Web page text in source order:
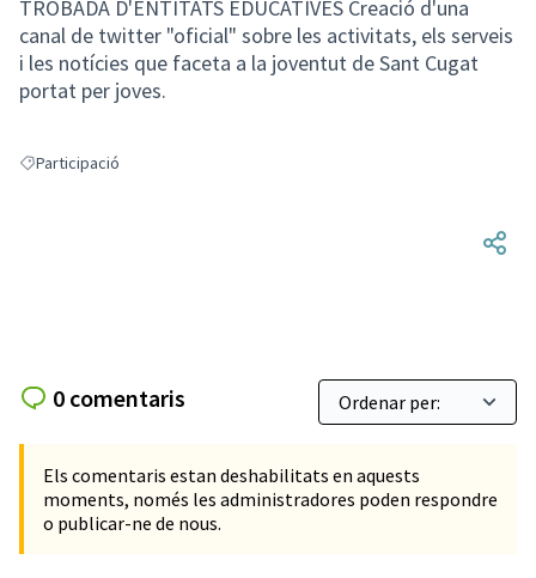
TROBADA D'ENTITATS EDUCATIVES Creació d'una
canal de twitter "oficial" sobre les activitats, els serveis
i les notícies que faceta a la joventut de Sant Cugat
portat per joves.
Resultats en filtrar per: Participació
Participació
0 comentaris
Els comentaris estan deshabilitats en aquests
moments, només les administradores poden respondre
o publicar-ne de nous.